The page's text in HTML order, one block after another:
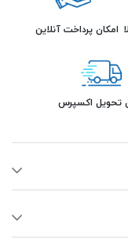
امکان پرداخت آنلاین
تحویل اکسپرس